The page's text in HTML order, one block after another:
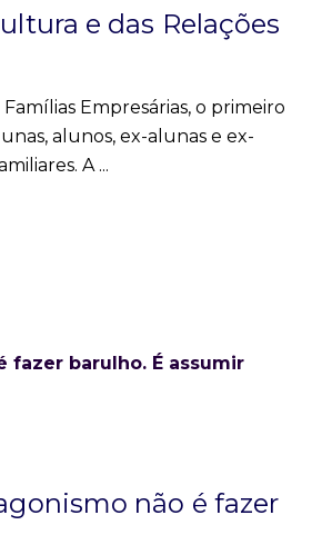
e das Relações
Empresárias, o primeiro
alunos, ex-alunas e ex-
A
não é fazer